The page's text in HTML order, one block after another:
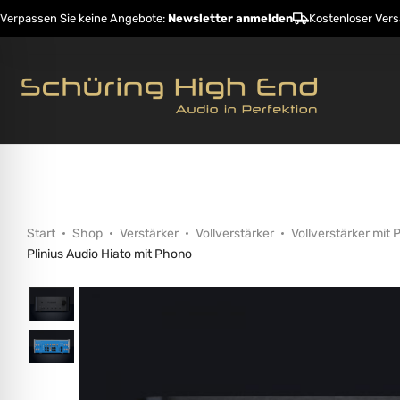
Verpassen Sie keine Angebote: Newsletter anmelden Kostenloser
Startseite Shop Hersteller Dienstleistungen
Start Shop Verstärker Vollverstärker
Vollverstärker mit
Plinius Audio Hiato mit Phono